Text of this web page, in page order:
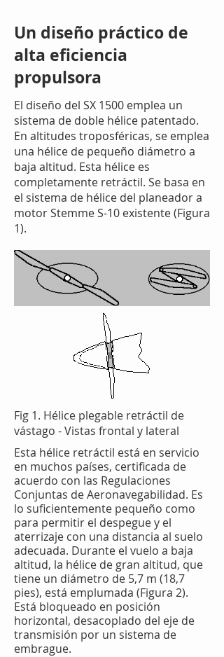
Un diseño práctico de
alta eficiencia
propulsora
El diseño del SX 1500 emplea un
sistema de doble hélice patentado.
En altitudes troposféricas, se emplea
una hélice de pequeño diámetro a
baja altitud. Esta hélice es
completamente retráctil. Se basa en
el sistema de hélice del planeador a
motor Stemme S-10 existente (Figura
1).
Fig 1. Hélice plegable retráctil de
vástago - Vistas frontal y lateral
Esta hélice retráctil está en servicio
en muchos países, certificada de
acuerdo con las Regulaciones
Conjuntas de Aeronavegabilidad. Es
lo suficientemente pequeño como
para permitir el despegue y el
aterrizaje con una distancia al suelo
adecuada. Durante el vuelo a baja
altitud, la hélice de gran altitud, que
tiene un diámetro de 5,7 m (18,7
pies), está emplumada (Figura 2).
Está bloqueado en posición
horizontal, desacoplado del eje de
transmisión por un sistema de
embrague.